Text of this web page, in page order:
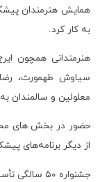
همایش هنرمندان
به کار کرد.
هنرمندانی همچون
سیاوش طهمورث،
معلولین و سالمندان
حضور در بخش های
از دیگر برنامه‌های